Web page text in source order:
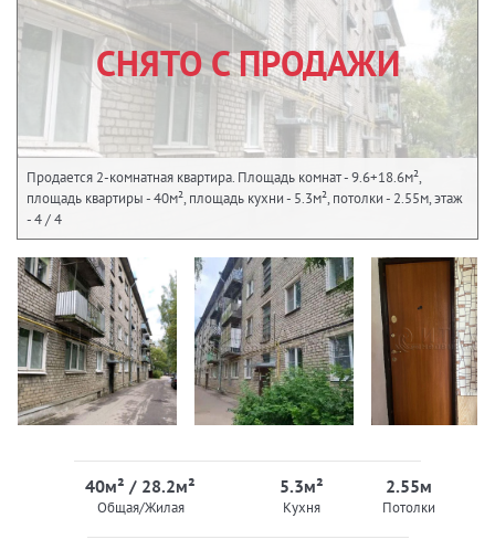
СНЯТО С ПРОДАЖИ
Продается 2-комнатная квартира. Площадь комнат - 9.6+18.6м²,
площадь квартиры - 40м², площадь кухни - 5.3м², потолки - 2.55м, этаж
- 4 / 4
40м² / 28.2м²
Общая/Жилая
5.3м²
Кухня
2.55м
Потолки